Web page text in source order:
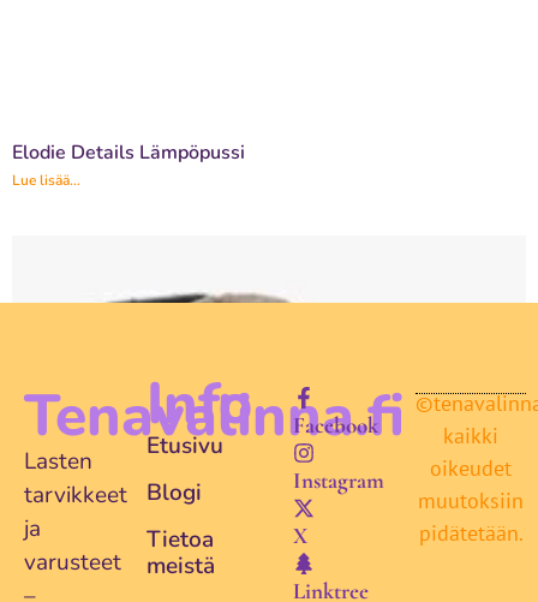
Elodie Details Lämpöpussi
Lue lisää...
Tenavalinna.fi
Lasten
tarvikkeet
ja
varusteet
Info
Etusivu
Blogi
Tietoa
meistä
Facebook
Instagram
X
Linktree
kaikki
oikeudet
muutoksiin
pidätetään.